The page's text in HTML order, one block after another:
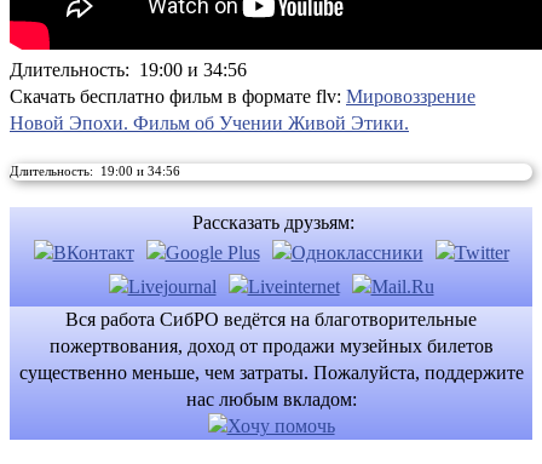
Длительность: 19:00 и 34:56
Скачать бесплатно фильм в формате flv: Мировоззрение
Новой Эпохи. Фильм об Учении Живой Этики.
Длительность: 19:00 и 34:56
Рассказать друзьям:
Вся работа СибРО ведётся на благотворительные
пожертвования, доход от продажи музейных билетов
существенно меньше, чем затраты. Пожалуйста, поддержите
нас любым вкладом: